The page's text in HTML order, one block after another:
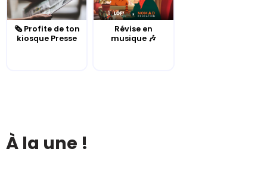
🗞️ Profite de ton
kiosque Presse
Révise en
musique 🎶
À la une !